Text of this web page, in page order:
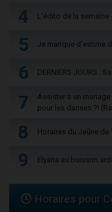
4 L'édito de la semaine
5 Je manque d'estime
6 DERNIERS JOURS :
7
Assister à un
pour les danses ?!
8 Horaires du Jeûne de
9 Elyana au buisson
Horaires pour